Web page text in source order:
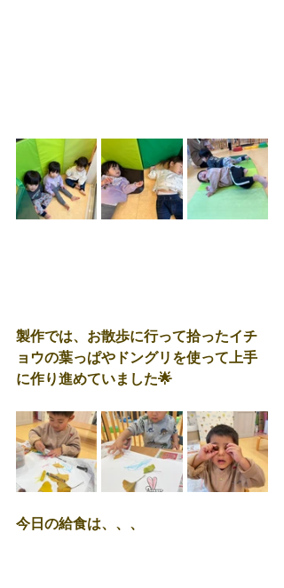
製作では、お散歩に行って拾ったイチ
ョウの葉っぱやドングリを使って上手
に作り進めていました🌟
今日の給食は、、、